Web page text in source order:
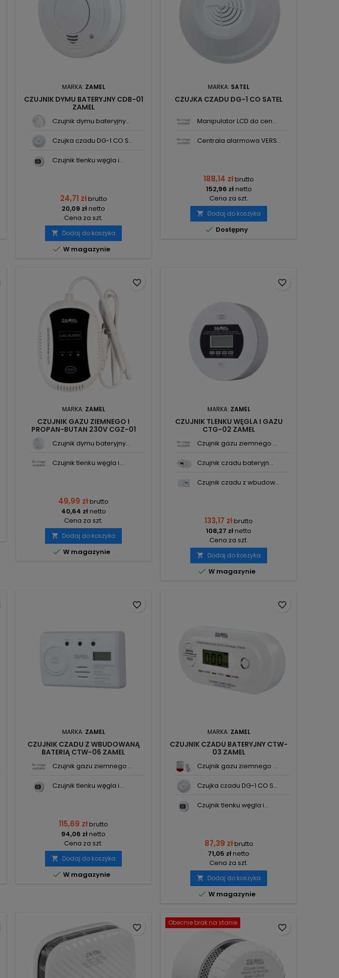
MARKA: ZAMEL
CZUJNIK DYMU BATERYJNY CDB-01
ZAMEL
Czujnik dymu bateryjny...
Czujka czadu DG-1 CO S...
Czujnik tlenku węgla i...
24,71 złbrutto
20,09 złnetto
Cena za szt.
 Dodaj do koszyka
 W magazynie
MARKA: SATEL
CZUJKA CZADU DG-1 CO SATEL
Manipulator LCD do cen...
Centrala alarmowa VERS...
188,14 złbrutto
152,96 złnetto
Cena za szt.
 Dodaj do koszyka
 Dostępny
MARKA: ZAMEL
CZUJNIK GAZU ZIEMNEGO I
PROPAN-BUTAN 230V CGZ-01
Czujnik dymu bateryjny...
Czujnik tlenku węgla i...
49,99 złbrutto
40,64 złnetto
Cena za szt.
 Dodaj do koszyka
 W magazynie
favorite_border
MARKA: ZAMEL
CZUJNIK TLENKU WĘGLA I GAZU
CTG-02 ZAMEL
Czujnik gazu ziemnego ...
Czujnik czadu bateryjn...
Czujnik czadu z wbudow...
133,17 złbrutto
108,27 złnetto
Cena za szt.
 Dodaj do koszyka
 W magazynie
favorite_border
MARKA: ZAMEL
CZUJNIK CZADU Z WBUDOWANĄ
BATERIĄ CTW-06 ZAMEL
Czujnik gazu ziemnego ...
Czujnik tlenku węgla i...
115,69 złbrutto
94,06 złnetto
Cena za szt.
 Dodaj do koszyka
 W magazynie
favorite_border
MARKA: ZAMEL
CZUJNIK CZADU BATERYJNY CTW-
03 ZAMEL
Czujnik gazu ziemnego ...
Czujka czadu DG-1 CO S...
Czujnik tlenku węgla i...
87,39 złbrutto
71,05 złnetto
Cena za szt.
 Dodaj do koszyka
 W magazynie
favorite_border
favorite_border
Obecnie brak na stanie
favorite_border